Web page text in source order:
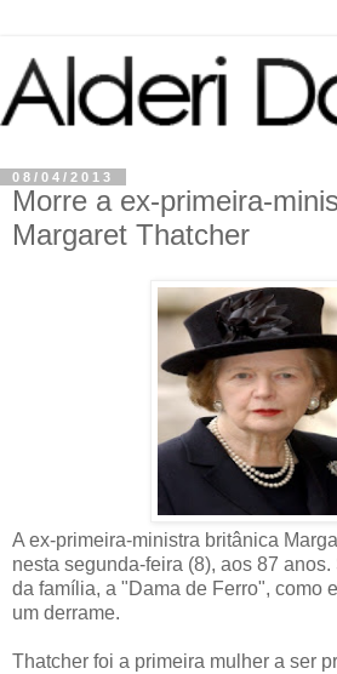
08/04/2013
Morre a ex-primeira-
Margaret Thatcher
A ex-primeira-ministra britânica
nesta segunda-feira (8), aos 87
da família, a "Dama de Ferro", como
um derrame.
Thatcher foi a primeira mulher a ser